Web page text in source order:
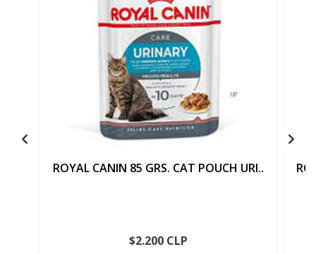
ROYAL CANIN 85 GRS. CAT POUCH URI..
$2.200 CLP